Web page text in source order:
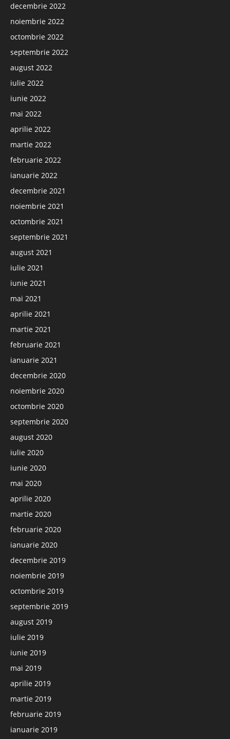
decembrie 2022
noiembrie 2022
octombrie 2022
septembrie 2022
august 2022
iulie 2022
iunie 2022
mai 2022
aprilie 2022
martie 2022
februarie 2022
ianuarie 2022
decembrie 2021
noiembrie 2021
octombrie 2021
septembrie 2021
august 2021
iulie 2021
iunie 2021
mai 2021
aprilie 2021
martie 2021
februarie 2021
ianuarie 2021
decembrie 2020
noiembrie 2020
octombrie 2020
septembrie 2020
august 2020
iulie 2020
iunie 2020
mai 2020
aprilie 2020
martie 2020
februarie 2020
ianuarie 2020
decembrie 2019
noiembrie 2019
octombrie 2019
septembrie 2019
august 2019
iulie 2019
iunie 2019
mai 2019
aprilie 2019
martie 2019
februarie 2019
ianuarie 2019